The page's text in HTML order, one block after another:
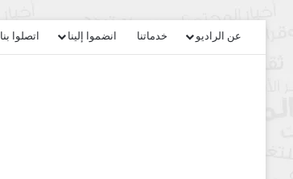
عن الراديو خدماتنا انضموا إلينا اتصلوا بنا